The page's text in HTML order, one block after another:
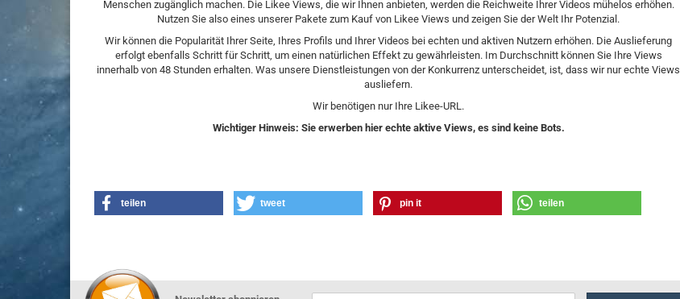
Menschen zugänglich machen. Die Likee Views, die wir Ihnen anbieten, werden die Reichweite Ihrer Videos mühelos erhöhen.
Nutzen Sie also eines unserer Pakete zum Kauf von Likee Views und zeigen Sie der Welt Ihr Potenzial.
Wir können die Popularität Ihrer Seite, Ihres Profils und Ihrer Videos bei echten und aktiven Nutzern erhöhen. Die Auslieferung
erfolgt ebenfalls Schritt für Schritt, um einen natürlichen Effekt zu gewährleisten. Im Durchschnitt können Sie Ihre Views
innerhalb von 48 Stunden erhalten. Was unsere Dienstleistungen von der Konkurrenz unterscheidet, ist, dass wir nur echte Views
ausliefern.
Wir benötigen nur Ihre Likee-URL.
Wichtiger Hinweis: Sie erwerben hier echte aktive Views, es sind keine Bots.
teilen tweet pin it teilen